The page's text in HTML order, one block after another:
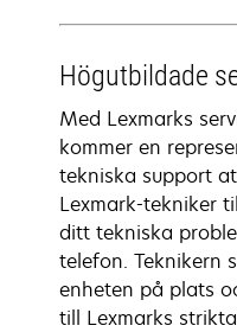
Högutbildade
Med Lexmarks
kommer en
tekniska support
Lexmark-tekniker
ditt tekniska
telefon. Teknikern
enheten på plats
till Lexmarks